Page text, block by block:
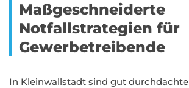
Maßgeschneiderte
Notfallstrategien für
Gewerbetreibende
In Kleinwallstadt sind gut durchdachte